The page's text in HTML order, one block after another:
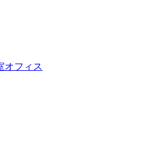
オフィス